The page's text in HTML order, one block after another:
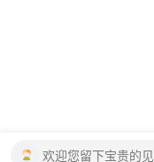
欢迎您留下宝贵的见